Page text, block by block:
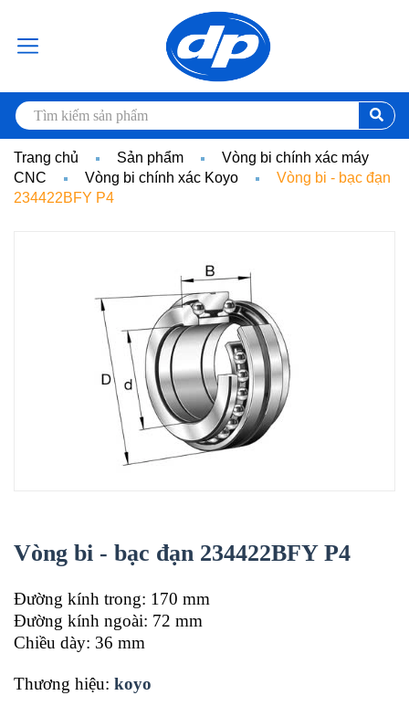
Trang chủ Sản phẩm
Vòng bi chính xác máy
CNC
Vòng bi chính xác Koyo
Vòng bi - bạc đạn
234422BFY P4
Vòng bi - bạc đạn 234422BFY P4
Đường kính trong: 170 mm
Đường kính ngoài: 72 mm
Chiều dày: 36 mm
Thương hiệu: koyo